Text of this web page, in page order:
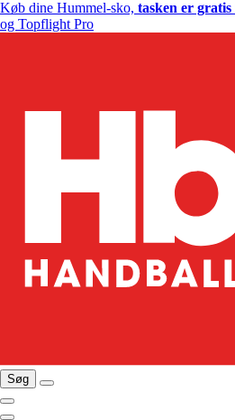
Køb dine Hummel-sko, tasken er gratis
og Topflight Pro
Søg